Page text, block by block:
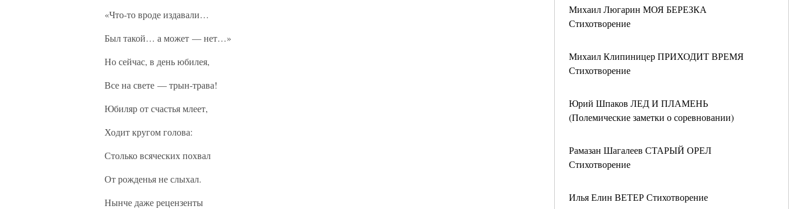
Михаил Люгарин МОЯ БЕРЕЗКА
Стихотворение
Михаил Клипиницер ПРИХОДИТ ВРЕМЯ
Стихотворение
Юрий Шпаков ЛЕД И ПЛАМЕНЬ
(Полемические заметки о соревновании)
Рамазан Шагалеев СТАРЫЙ ОРЕЛ
Стихотворение
Илья Елин ВЕТЕР Стихотворение
«Что-то вроде издавали…
Был такой… а может — нет…»
Но сейчас, в день юбилея,
Все на свете — трын-трава!
Юбиляр от счастья млеет,
Ходит кругом голова:
Столько всяческих похвал
От рожденья не слыхал.
Нынче даже рецензенты